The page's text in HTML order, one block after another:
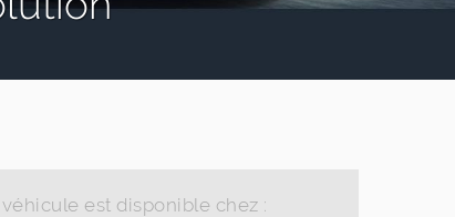
est disponible chez :